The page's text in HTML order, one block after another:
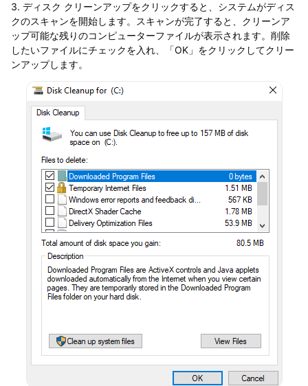
3. ディスク クリーンアップをクリックすると、システムがディス
クのスキャンを開始します。スキャンが完了すると、クリーンア
ップ可能な残りのコンピューターファイルが表示されます。削除
したいファイルにチェックを入れ、「OK」をクリックしてクリー
ンアップします。